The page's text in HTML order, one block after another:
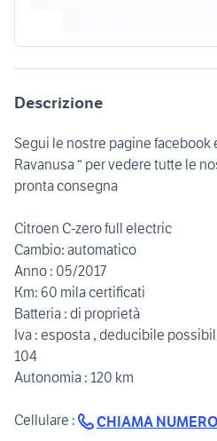
Descrizione
Segui le nostre pagine facebook
Ravanusa “ per vedere tutte le
pronta consegna
Citroen C-zero full electric
Cambio: automatico
Anno : 05/2017
Km: 60 mila certificati
Batteria : di proprietà
Iva : esposta , deducibile
104
Autonomia : 120 km
Cellulare : CHIAMA NUMERO